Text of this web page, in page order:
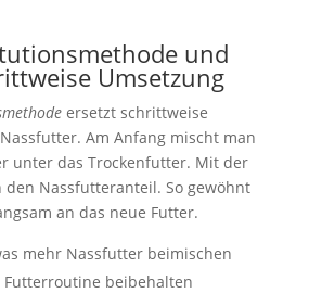
und
Umsetzung
ersetzt schrittweise
Am Anfang mischt man
unter das Trockenfutter. Mit der
Nassfutteranteil. So gewöhnt
an das neue Futter.
mehr Nassfutter beimischen
Futterroutine beibehalten